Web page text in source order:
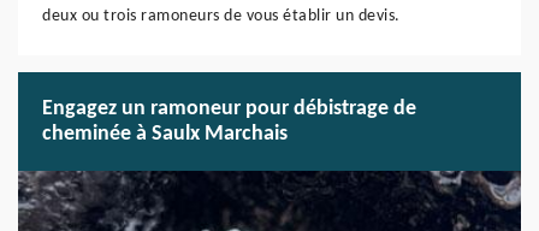
deux ou trois ramoneurs de vous établir un devis.
Engagez un ramoneur pour débistrage de
cheminée à Saulx Marchais